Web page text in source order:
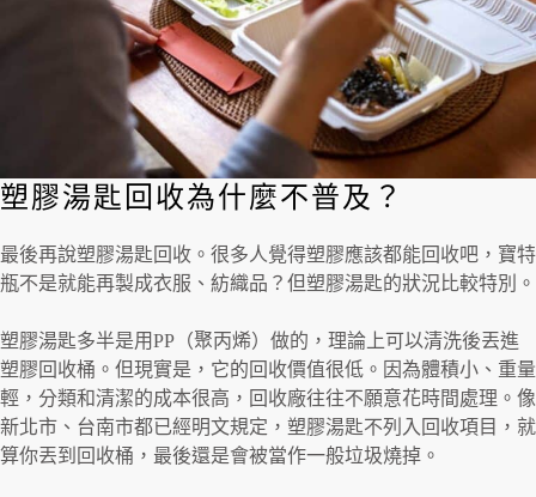
塑膠湯匙回收為什麼不普及？
最後再說塑膠湯匙回收。很多人覺得塑膠應該都能回收吧，寶特
瓶不是就能再製成衣服、紡織品？但塑膠湯匙的狀況比較特別。
塑膠湯匙多半是用PP（聚丙烯）做的，理論上可以清洗後丟進
塑膠回收桶。但現實是，它的回收價值很低。因為體積小、重量
輕，分類和清潔的成本很高，回收廠往往不願意花時間處理。像
新北市、台南市都已經明文規定，塑膠湯匙不列入回收項目，就
算你丟到回收桶，最後還是會被當作一般垃圾燒掉。